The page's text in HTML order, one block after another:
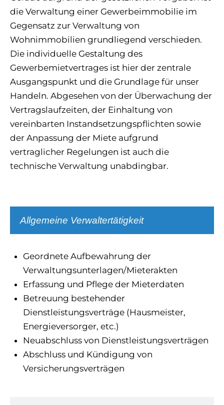
die Verwaltung einer Gewerbeimmobilie im
Gegensatz zur Verwaltung von
Wohnimmobilien grundliegend verschieden.
Die individuelle Gestaltung des
Gewerbemietvertrages ist hier der zentrale
Ausgangspunkt und die Grundlage für unser
Handeln. Abgesehen von der Überwachung der
Vertragslaufzeiten, der Einhaltung von
vereinbarten Instandsetzungspflichten sowie
der Anpassung der Miete aufgrund
vertraglicher Regelungen ist auch die
technische Verwaltung unabdingbar.
Allgemeine Verwaltertätigkeit
Geordnete Aufbewahrung der
Verwaltungsunterlagen/Mieterakten
Erfassung und Pflege der Mieterdaten
Betreuung bestehender
Dienstleistungsverträge (Hausmeister,
Energieversorger, etc.)
Neuabschluss von Dienstleistungsverträgen
Abschluss und Kündigung von
Versicherungsverträgen